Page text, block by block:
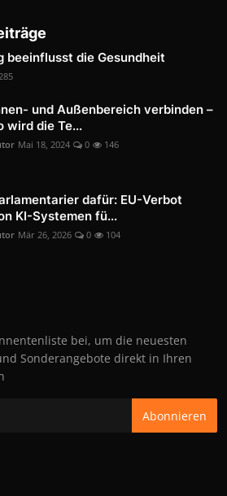
beeinflusst die Gesundheit
und Außenbereich verbinden –
wird die Te...
Mai 18, 2024 0 146
dafür: EU-Verbot
KI-Systemen fü...
Mär 26, 2026 0 104
bei, um die neuesten
Sonderangebote direkt in Ihren
Abonnieren